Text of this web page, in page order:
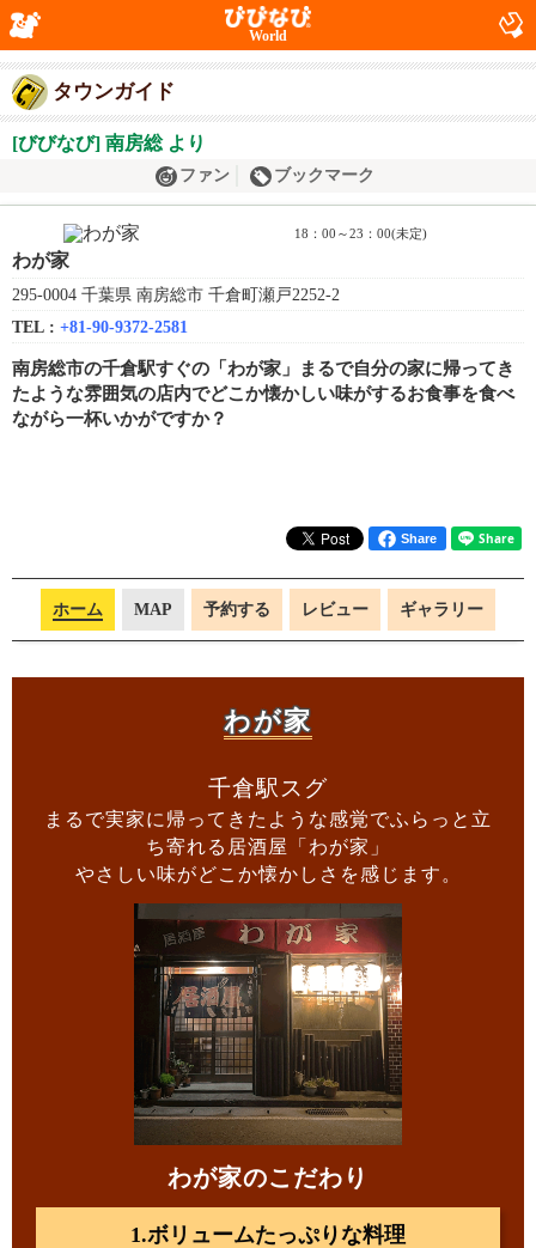
World
タウンガイド
[びびなび] 南房総 より
ファン ブックマーク
18：00～23：00(未定)
わが家
295-0004 千葉県 南房総市 千倉町瀬戸2252-2
TEL : +81-90-9372-2581
南房総市の千倉駅すぐの「わが家」まるで自分の家に帰ってき
たような雰囲気の店内でどこか懐かしい味がするお食事を食べ
ながら一杯いかがですか？
Share
ホーム MAP 予約する レビュー ギャラリー
わが家
千倉駅スグ
まるで実家に帰ってきたような感覚でふらっと立
ち寄れる居酒屋「わが家」
やさしい味がどこか懐かしさを感じます。
わが家のこだわり
1.ボリュームたっぷりな料理